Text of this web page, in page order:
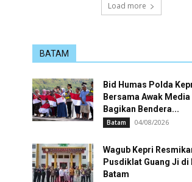
Load more
BATAM
Bid Humas Polda
Bersama Awak
Bagikan Bendera...
Batam 04/08/2026
Wagub Kepri
Pusdiklat Guang Ji di
Batam